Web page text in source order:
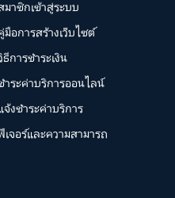
มาชิกเข้าสู่ระบบ
มือการสร้างเว็บไซต์
ธีการชำระเงิน
ำระค่าบริการออนไลน์
จ้งชำระค่าบริการ
เจอร์และความสามารถ